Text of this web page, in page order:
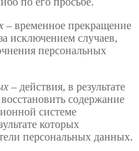
– временное прекращение
исключением случаев,
персональных
– действия, в результате
содержание
системе
которых
персональных данных.